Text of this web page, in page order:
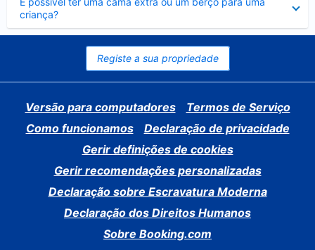
criança?
fechado
Registe a sua propriedade
Versão para computadores
Termos de Serviço
Como funcionamos
Declaração de privacidade
Gerir definições de cookies
Gerir recomendações personalizadas
Declaração sobre Escravatura Moderna
Declaração dos Direitos Humanos
Sobre Booking.com